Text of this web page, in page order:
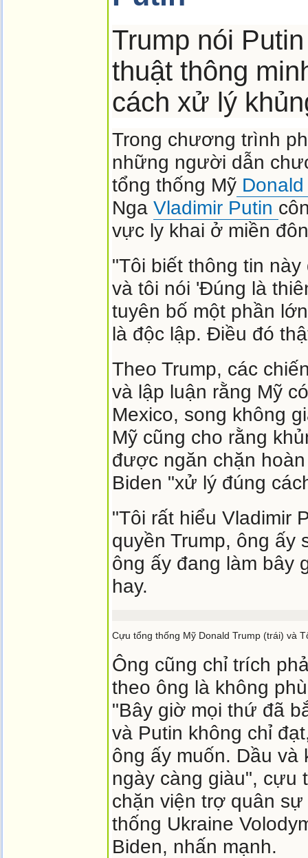
Trump nói
thuật thông
cách xử lý
Trong chương trình
những người dẫn
tổng thống Mỹ
Nga Vladimir Putin
vực ly khai ở miền
"Tôi biết thông tin
và tôi nói 'Đúng là
tuyên bố một phần
là độc lập. Điều đó
Theo Trump, các
và lập luận rằng Mỹ
Mexico, song không
Mỹ cũng cho rằng
được ngăn chặn
Biden "xử lý đúng
"Tôi rất hiểu Vladimir
quyền Trump, ông ấy
ông ấy đang làm bây
hay.
Cựu tổng thống Mỹ Donald Trump (trái) và
Ông cũng chỉ trích
theo ông là không
"Bây giờ mọi thứ đã
và Putin không chỉ
ông ấy muốn. Dầu và
ngày càng giàu", cựu
chặn viện trợ quân
thống Ukraine
Biden, nhấn mạnh.